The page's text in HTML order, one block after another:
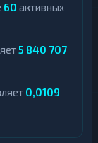
60 активных
5 840 707
0,0109